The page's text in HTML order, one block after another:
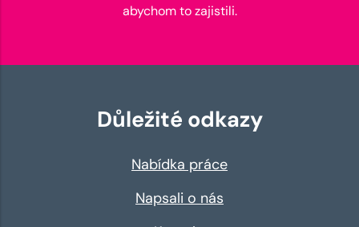
abychom to zajistili.
Důležité odkazy
Nabídka práce
Napsali o nás